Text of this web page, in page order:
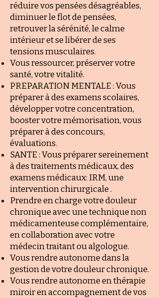
réduire vos pensées désagréables,
diminuer le flot de pensées,
retrouver la sérénité, le calme
intérieur et se libérer de ses
tensions musculaires.
Vous ressourcer, préserver votre
santé, votre vitalité.
PREPARATION MENTALE : Vous
préparer à des examens scolaires,
développer votre concentration,
booster votre mémorisation, vous
préparer à des concours,
évaluations.
SANTE : Vous préparer sereinement
à des traitements médicaux, des
examens médicaux: IRM, une
intervention chirurgicale .
Prendre en charge votre douleur
chronique avec une technique non
médicamenteuse complémentaire,
en collaboration avec votre
médecin traitant ou algologue.
Vous rendre autonome dans la
gestion de votre douleur chronique.
Vous rendre autonome en thérapie
miroir en accompagnement de vos